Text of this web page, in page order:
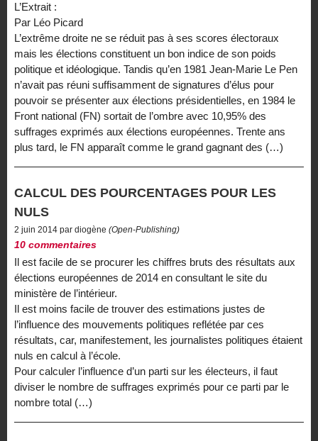
L’Extrait :
Par Léo Picard
L’extrême droite ne se réduit pas à ses scores électoraux
mais les élections constituent un bon indice de son poids
politique et idéologique. Tandis qu’en 1981 Jean-Marie Le Pen
n’avait pas réuni suffisamment de signatures d’élus pour
pouvoir se présenter aux élections présidentielles, en 1984 le
Front national (FN) sortait de l’ombre avec 10,95% des
suffrages exprimés aux élections européennes. Trente ans
plus tard, le FN apparaît comme le grand gagnant des (…)
CALCUL DES POURCENTAGES POUR LES
NULS
2 juin 2014 par diogène (Open-Publishing)
10 commentaires
Il est facile de se procurer les chiffres bruts des résultats aux
élections européennes de 2014 en consultant le site du
ministère de l’intérieur.
Il est moins facile de trouver des estimations justes de
l’influence des mouvements politiques reflétée par ces
résultats, car, manifestement, les journalistes politiques étaient
nuls en calcul à l’école.
Pour calculer l’influence d’un parti sur les électeurs, il faut
diviser le nombre de suffrages exprimés pour ce parti par le
nombre total (…)